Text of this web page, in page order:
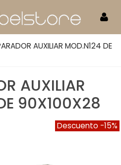
AUXILIAR MOD.N124 DE
AUXILIAR
90X100X28
Descuento -15%